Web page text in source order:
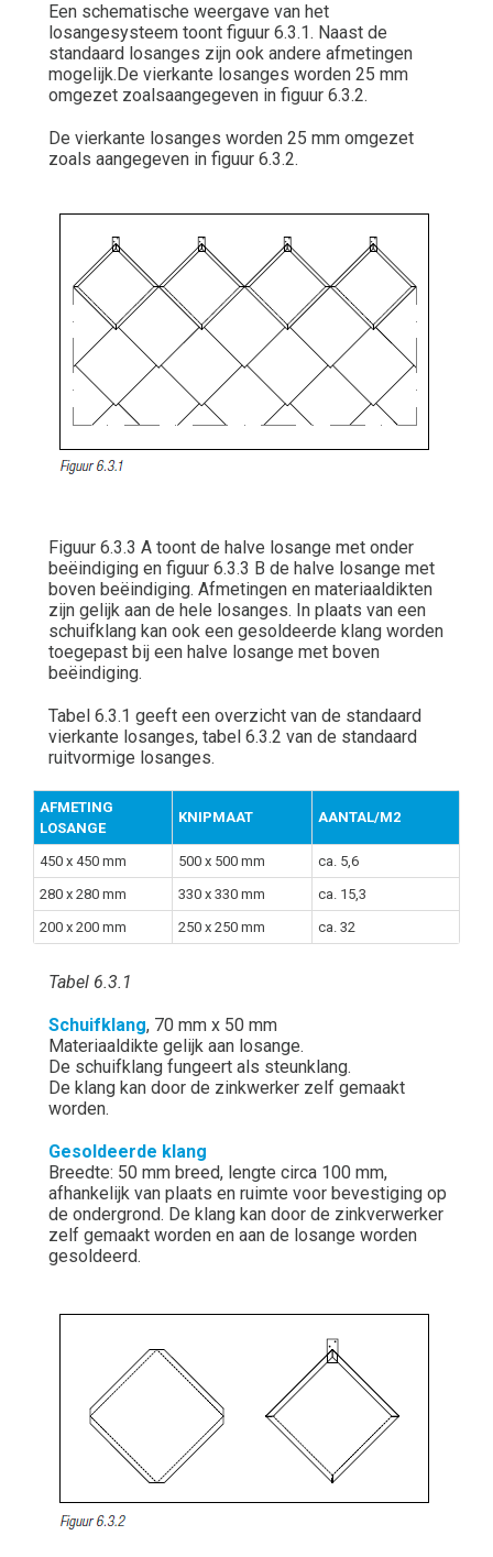
Een schematische weergave van het
losangesysteem toont figuur 6.3.1. Naast de
standaard losanges zijn ook andere afmetingen
mogelijk.De vierkante losanges worden 25 mm
omgezet zoalsaangegeven in figuur 6.3.2.
De vierkante losanges worden 25 mm omgezet
zoals aangegeven in figuur 6.3.2.
Figuur 6.3.3 A toont de halve losange met onder
beëindiging en figuur 6.3.3 B de halve losange met
boven beëindiging. Afmetingen en materiaaldikten
zijn gelijk aan de hele losanges. In plaats van een
schuifklang kan ook een gesoldeerde klang worden
toegepast bij een halve losange met boven
beëindiging.
Tabel 6.3.1 geeft een overzicht van de standaard
vierkante losanges, tabel 6.3.2 van de standaard
ruitvormige losanges.
AFMETING
LOSANGE
KNIPMAAT AANTAL/M2
450 x 450 mm 500 x 500 mm
ca. 5,6
280 x 280 mm
330 x 330 mm
ca. 15,3
200 x 200 mm
250 x 250 mm ca. 32
Tabel 6.3.1
Schuifklang, 70 mm x 50 mm
Materiaaldikte gelijk aan losange.
De schuifklang fungeert als steunklang.
De klang kan door de zinkwerker zelf gemaakt
worden.
Gesoldeerde klang
Breedte: 50 mm breed, lengte circa 100 mm,
afhankelijk van plaats en ruimte voor bevestiging op
de ondergrond. De klang kan door de zinkverwerker
zelf gemaakt worden en aan de losange worden
gesoldeerd.